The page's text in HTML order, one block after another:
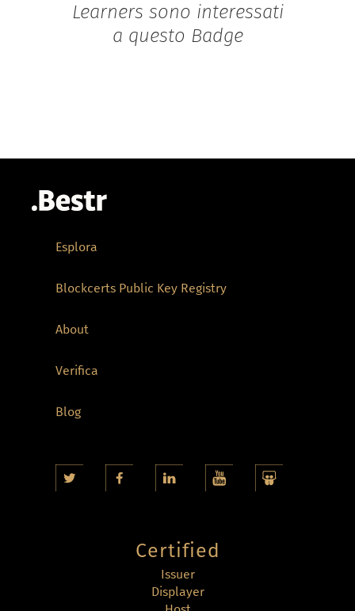
Learners sono interessati
a questo Badge
Esplora
Blockcerts Public Key Registry
About
Verifica
Blog
Certified
Issuer
Displayer